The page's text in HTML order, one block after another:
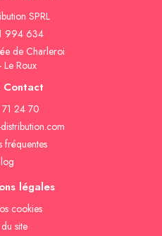
SPRL
994 634
de Charleroi
Roux
24 70
fréquentes
légales
cookies
site